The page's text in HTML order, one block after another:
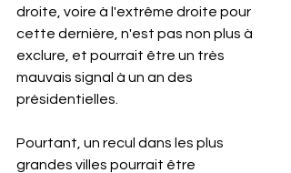
droite, voire à l'extrême droite pour
cette dernière, n'est pas non plus à
exclure, et pourrait être un très
mauvais signal à un an des
présidentielles.
Pourtant, un recul dans les plus
grandes villes pourrait être